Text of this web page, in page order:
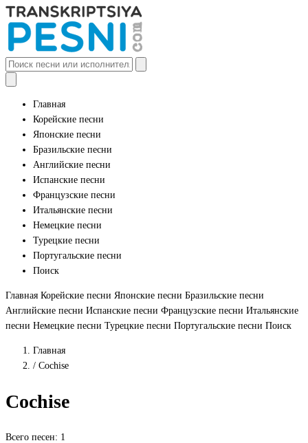
Главная
Корейские песни
Японские песни
Бразильские песни
Английские песни
Испанские песни
Французские песни
Итальянские песни
Немецкие песни
Турецкие песни
Португальские песни
Поиск
Главная Корейские песни Японские песни Бразильские песни
Английские песни Испанские песни Французские песни Итальянские
песни Немецкие песни Турецкие песни Португальские песни Поиск
Главная
/ Cochise
Cochise
Всего песен: 1